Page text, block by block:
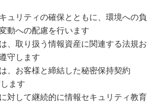
ュリティの確保とともに、環境への負
動への配慮を行います
、取り扱う情報資産に関連する法規お
守します
、お客様と締結した秘密保持契約
ます
対して継続的に情報セキュリティ教育